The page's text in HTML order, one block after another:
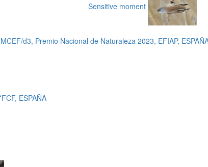
Sensitive moment
d3, Premio Nacional de Naturaleza 2023, EFIAP,
ESPAÑA